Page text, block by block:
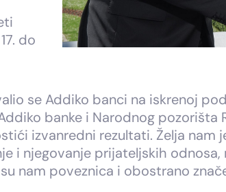
do
se Addiko banci na iskrenoj
banke i Narodnog pozorišta
izvanredni rezultati. Želja nam
i njegovanje prijateljskih
nam poveznica i obostrano